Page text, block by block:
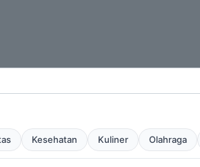
Kesehatan Kuliner Olahraga